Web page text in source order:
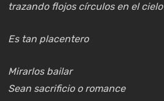
trazando flojos círculos en el cielo
Es tan placentero
Mirarlos bailar
Sean sacrificio o romance